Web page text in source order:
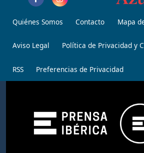
Quiénes Somos Contacto Mapa
Aviso Legal Política de Privacidad y
RSS Preferencias de Privacidad